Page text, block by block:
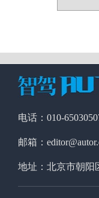
电话：010-
邮箱：
地址：北京市朝阳